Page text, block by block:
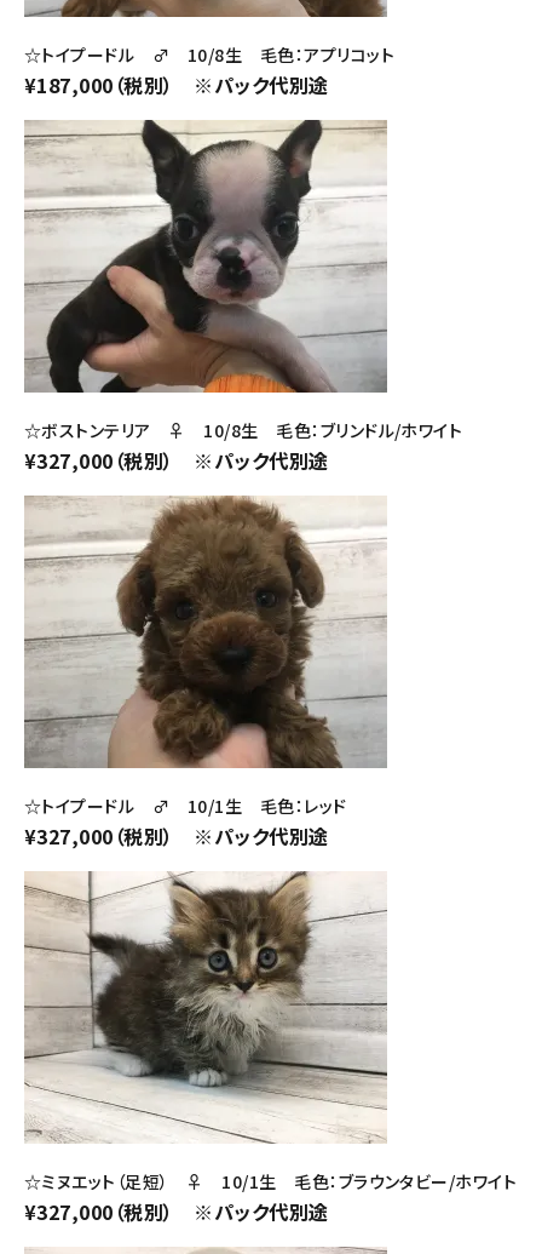
☆トイプードル ♂ 10/8生 毛色：アプリコット
¥187,000（税別） ※パック代別途
☆ボストンテリア ♀ 10/8生 毛色：ブリンドル/ホワイト
¥327,000（税別） ※パック代別途
☆トイプードル ♂ 10/1生 毛色：レッド
¥327,000（税別） ※パック代別途
☆ミヌエット（足短） ♀ 10/1生 毛色：ブラウンタビー/ホワイト
¥327,000（税別） ※パック代別途